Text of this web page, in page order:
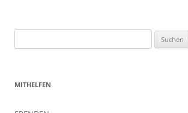
nach:
MITHELFEN